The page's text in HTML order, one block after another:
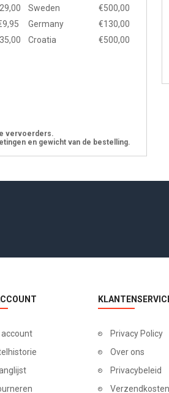
Sweden
€500,00
Germany
€130,00
Croatia €500,00
vervoerders.
en gewicht van de bestelling.
account
Privacy Policy
Over ons
Privacybeleid
Verzendkosten